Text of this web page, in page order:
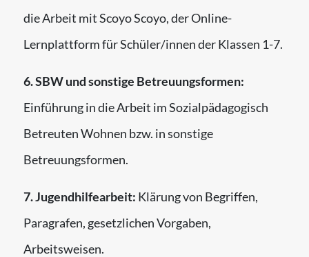
die Arbeit mit Scoyo Scoyo, der Online-
Lernplattform für Schüler/innen der Klassen 1-7.
6. SBW und sonstige Betreuungsformen:
Einführung in die Arbeit im Sozialpädagogisch
Betreuten Wohnen bzw. in sonstige
Betreuungsformen.
7. Jugendhilfearbeit: Klärung von Begriffen,
Paragrafen, gesetzlichen Vorgaben,
Arbeitsweisen.